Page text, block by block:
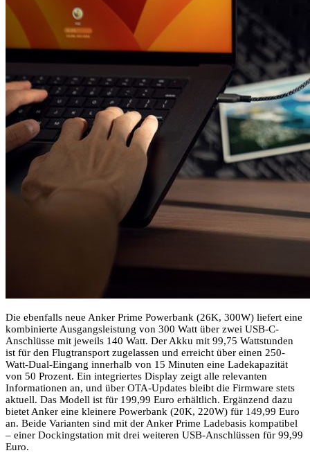
Die ebenfalls neue Anker Prime Powerbank (26K, 300W) liefert eine
kombinierte Ausgangsleistung von 300 Watt über zwei USB-C-
Anschlüsse mit jeweils 140 Watt. Der Akku mit 99,75 Wattstunden
ist für den Flugtransport zugelassen und erreicht über einen 250-
Watt-Dual-Eingang innerhalb von 15 Minuten eine Ladekapazität
von 50 Prozent. Ein integriertes Display zeigt alle relevanten
Informationen an, und über OTA-Updates bleibt die Firmware stets
aktuell. Das Modell ist für 199,99 Euro erhältlich. Ergänzend dazu
bietet Anker eine kleinere Powerbank (20K, 220W) für 149,99 Euro
an. Beide Varianten sind mit der Anker Prime Ladebasis kompatibel
– einer Dockingstation mit drei weiteren USB-Anschlüssen für 99,99
Euro.